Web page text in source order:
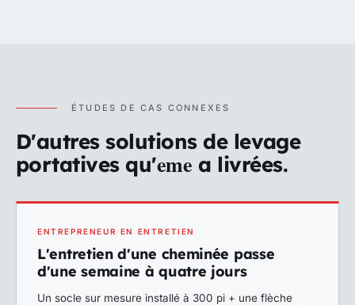
ÉTUDES DE CAS CONNEXES
D'autres solutions de levage
portatives qu'eme a livrées.
ENTREPRENEUR EN ENTRETIEN
L'entretien d'une cheminée passe
d'une semaine à quatre jours
Un socle sur mesure installé à 300 pi + une flèche